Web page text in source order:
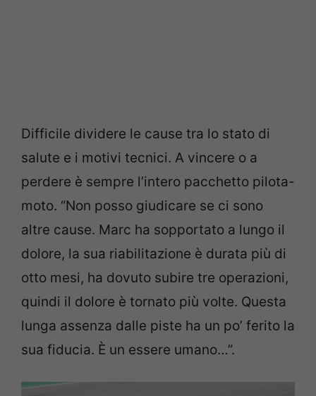
Difficile dividere le cause tra lo stato di
salute e i motivi tecnici. A vincere o a
perdere è sempre l’intero pacchetto pilota-
moto. “Non posso giudicare se ci sono
altre cause. Marc ha sopportato a lungo il
dolore, la sua riabilitazione è durata più di
otto mesi, ha dovuto subire tre operazioni,
quindi il dolore è tornato più volte. Questa
lunga assenza dalle piste ha un po’ ferito la
sua fiducia. È un essere umano…”.